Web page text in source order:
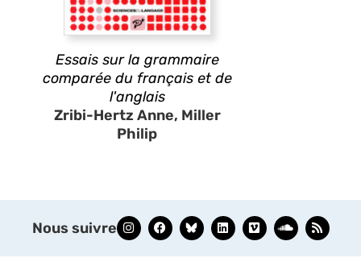
Essais sur la grammaire
comparée du français et de
l'anglais
Zribi-Hertz Anne, Miller
Philip
Nous suivre